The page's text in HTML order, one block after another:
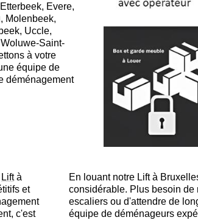
Evere,
Molenbeek,
Uccle,
Saint-
à votre
équipe de
déménagement
Lift à
et
c'est
En louant notre Lift à
considérable. Plus besoin
escaliers ou d'attendre de
équipe de déménageurs